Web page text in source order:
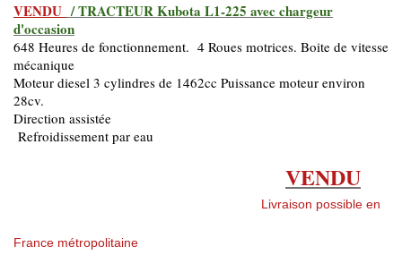
VENDU / TRACTEUR Kubota L1-225 avec chargeur
d'occasion
648 Heures de fonctionnement. 4 Roues motrices. Boite de vitesse
mécanique
Moteur diesel 3 cylindres de 1462cc Puissance moteur environ
28cv.
Direction assistée
Refroidissement par eau
VENDU
Livraison possible en
France métropolitaine